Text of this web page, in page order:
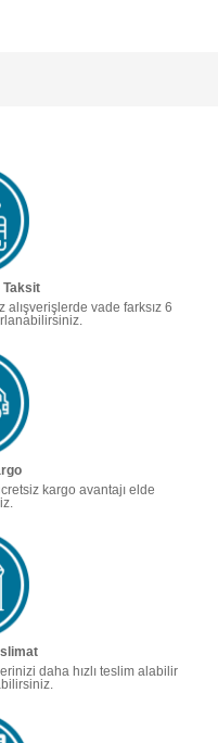
Taksit
alışverişlerde vade farksız 6
kargo avantajı elde
daha hızlı teslim alabilir